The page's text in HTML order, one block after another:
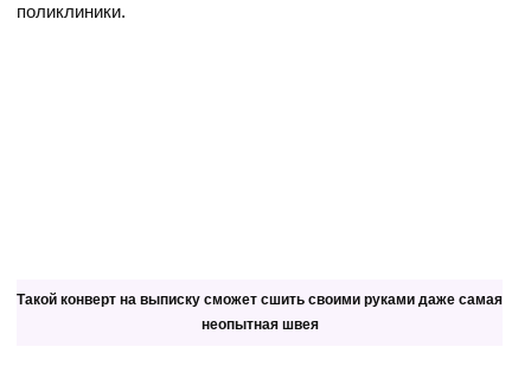
поликлиники.
Такой конверт на выписку сможет сшить своими руками даже самая
неопытная швея